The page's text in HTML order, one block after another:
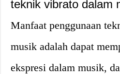
teknik vibrato dalam
Manfaat penggunaan
musik adalah dapat
ekspresi dalam musik,